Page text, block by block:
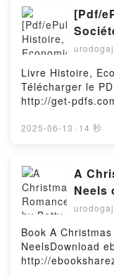
l'adolescent -
et rééducation
Florence de
Olivier Revol.La
et de
Bilan et
Chantal Thoulon-
rééducation de
l'adolescent -
de l'écriture de
de la
de Montesquieu,
Revol Lire en
graphothérapie -
Montesquieu,
Audiobook, La
[Pdf/
Livre Histoire,
Télécharger le
http://get-
- Varia Livre
Economie et
Histoire,
Audiobook,
Varia VK,
Varia Kindle,
Varia Epub VK,
- Varia
Hosting
2025-06-13 · 14 秒
A
Neels
Book A
NeelsDownload
http://